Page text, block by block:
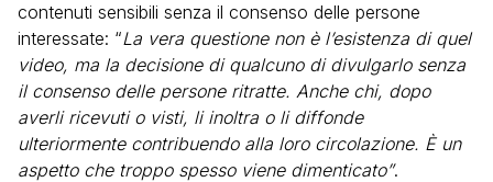
contenuti sensibili senza il consenso delle persone
interessate: “La vera questione non è l’esistenza di quel
video, ma la decisione di qualcuno di divulgarlo senza
il consenso delle persone ritratte. Anche chi, dopo
averli ricevuti o visti, li inoltra o li diffonde
ulteriormente contribuendo alla loro circolazione. È un
aspetto che troppo spesso viene dimenticato”.